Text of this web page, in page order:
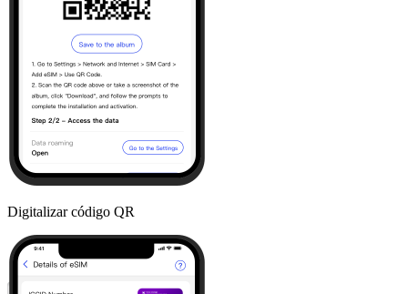
Digitalizar código QR